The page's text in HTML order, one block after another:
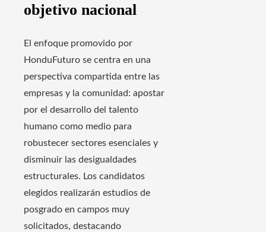
objetivo nacional
El enfoque promovido por
HonduFuturo se centra en una
perspectiva compartida entre las
empresas y la comunidad: apostar
por el desarrollo del talento
humano como medio para
robustecer sectores esenciales y
disminuir las desigualdades
estructurales. Los candidatos
elegidos realizarán estudios de
posgrado en campos muy
solicitados, destacando